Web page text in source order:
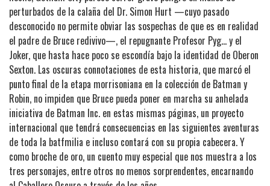
perturbados de la calaña del Dr. Simon Hurt —cuyo pasado
desconocido no permite obviar las sospechas de que es en realidad
el padre de Bruce redivivo—, el repugnante Profesor Pyg... y el
Joker, que hasta hace poco se escondía bajo la identidad de Oberon
Sexton. Las oscuras connotaciones de esta historia, que marcó el
punto final de la etapa morrisoniana en la colección de Batman y
Robin, no impiden que Bruce pueda poner en marcha su anhelada
iniciativa de Batman Inc. en estas mismas páginas, un proyecto
internacional que tendrá consecuencias en las siguientes aventuras
de toda la batfmilia e incluso contará con su propia cabecera. Y
como broche de oro, un cuento muy especial que nos muestra a los
tres personajes, entre otros no menos sorprendentes, encarnando